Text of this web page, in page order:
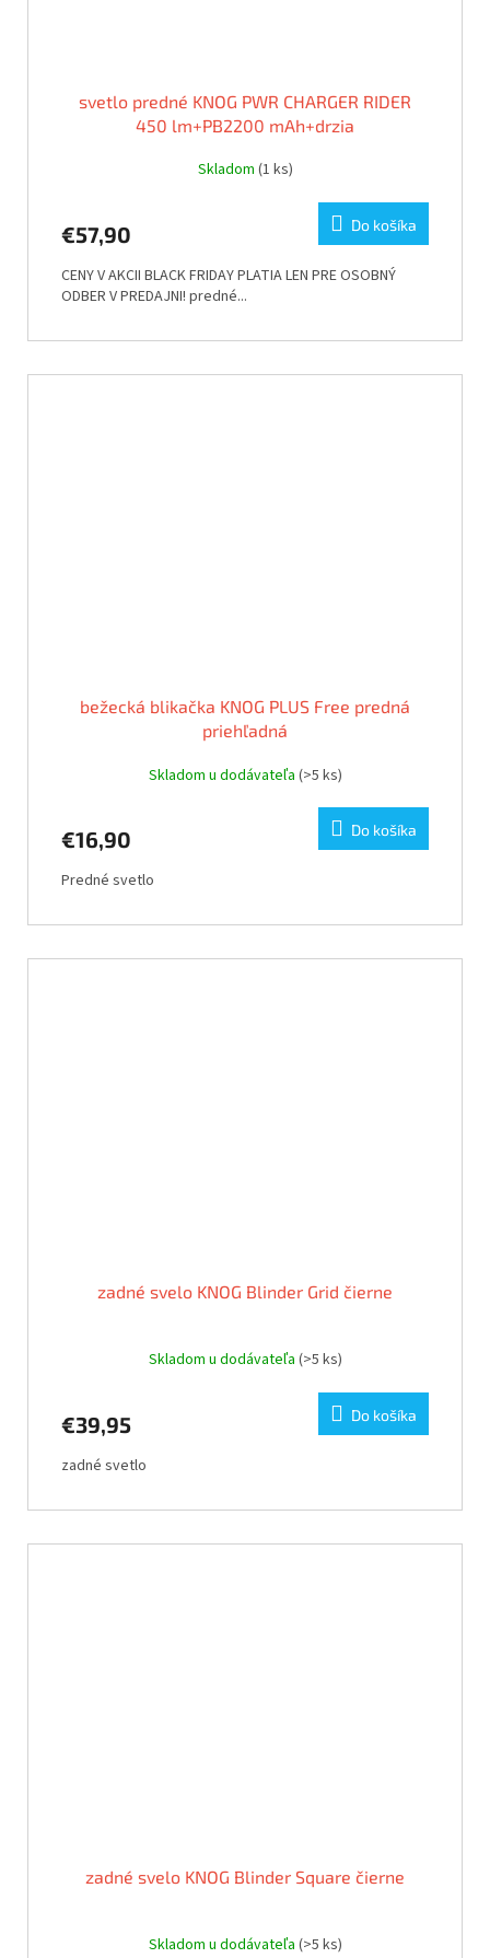
svetlo predné KNOG PWR CHARGER RIDER
450 lm+PB2200 mAh+drzia
Skladom (1 ks)
€57,90 Do košíka
CENY V AKCII BLACK FRIDAY PLATIA LEN PRE OSOBNÝ
ODBER V PREDAJNI! predné...
bežecká blikačka KNOG PLUS Free predná
priehľadná
Skladom u dodávateľa (>5 ks)
€16,90 Do košíka
Predné svetlo
zadné svelo KNOG Blinder Grid čierne
Skladom u dodávateľa (>5 ks)
€39,95 Do košíka
zadné svetlo
zadné svelo KNOG Blinder Square čierne
Skladom u dodávateľa (>5 ks)